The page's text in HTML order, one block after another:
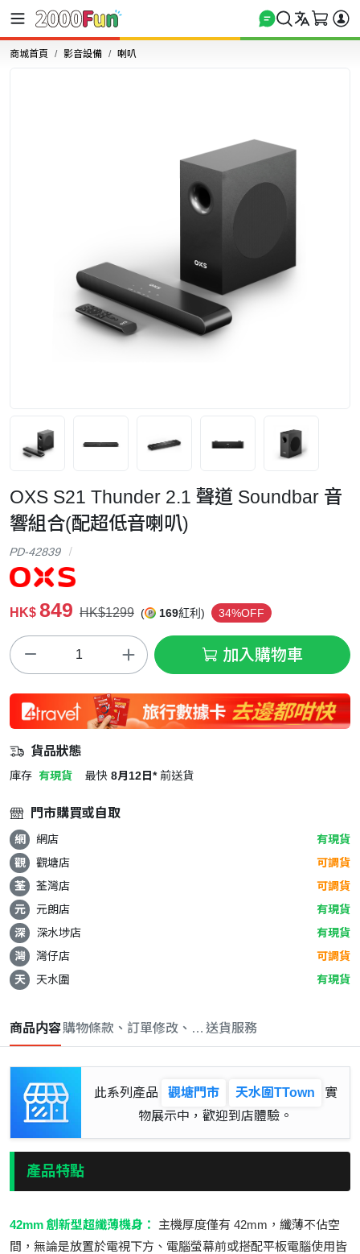
商城首頁 影音設備 喇叭
OXS S21 Thunder 2.1 聲道 Soundbar 音
響組合(配超低音喇叭)
PD-42839
HK$ 849 HK$1299 ( 169紅利) 34%OFF
加入購物車
貨品狀態
庫存 有現貨 最快 8月12日* 前送貨
門市購買或自取
網 網店
有現貨
觀
觀塘店
可調貨
荃
荃灣店
可調貨
元
元朗店
有現貨
深
深水埗店
有現貨
灣
灣仔店
可調貨
天
天水圍 有現貨
商品内容購物條款、訂單修改、取消與退款政策
送貨服務
此系列產品 觀塘門市 天水圍TTown
實
物展示中，歡迎到店體驗。
產品特點
42mm 創新型超纖薄機身：
主機厚度僅有 42mm，纖薄不佔空
間，無論是放置於電視下方、電腦螢幕前或搭配平板電腦使用皆